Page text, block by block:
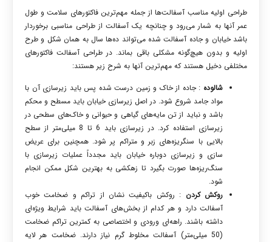
طراحی اولیه مناسب آسفالت‌ها از جمله مهم‌ترین فاکتورهای سلامت و طول
عمر آنها به شمار می‌رود و چنانچه یک آسفالت از طراحی مناسبی برخوردار
باشد خیابان و جاده آسفالت شده می‌تواند ده‌ها سال به همان شکل و طرح
اولیه و بدون هیچ‌گونه مشکلی باقی بماند. در طراحی آسفالت فاکتورهای
مختلفی دخیل هستند که مهم‌ترین آنها به شرح زیر هستند:
شالوده : جاده از خاک و زمین درست شده پس باید زیرسازی آن با
مواد جامد شروع شود. در اصل زیرسازی خیابان باید مسطح و محکم
باشد و نباید از تن مایه‌های گیاهی و حیوانی و خاک‌های سطحی در
زیرسازی استفاده کرد. در زیرسازی باید 6 تا 8 میلی‌متر از سطح
بالایی با سنگریزه‌های زبر و متراکم پر شود. همچنین برای عریض
سازی و زیرسازی دوباره خیابان باید مجدداً عملیات زیرسازی با
سنگ‌ریزه‌ها صورت بگیرد تا زهکشی به بهترین شکل ممکن انجام
شود.
روکش کردن : روکش باکیفیت نشان از تراکم و ضخامت خوب
آسفالت دارد و هر کدام از بخش‌های آسفالت باید شرایط ویژه‌ای
داشته باشند. راهه‌ای ورودی و اختصاصی به کمترین تراکم ضخامت
(50 میلی‌متر) آسفالت مخلوط گرم نیاز دارند. ضخامت هر لایه